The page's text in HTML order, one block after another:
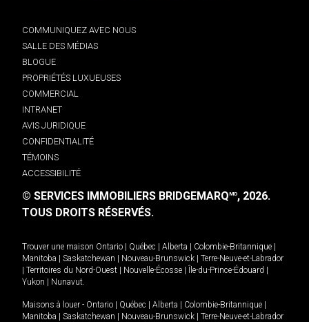
COMMUNIQUEZ AVEC NOUS
SALLE DES MÉDIAS
BLOGUE
PROPRIÉTÉS LUXUEUSES
COMMERCIAL
INTRANET
AVIS JURIDIQUE
CONFIDENTIALITÉ
TÉMOINS
ACCESSIBILITÉ
© SERVICES IMMOBILIERS BRIDGEMARQMD, 2026.
TOUS DROITS RÉSERVÉS.
Trouver une maison Ontario | Québec | Alberta | Colombie-Britannique |
Manitoba | Saskatchewan | Nouveau-Brunswick | Terre-Neuve-et-Labrador
| Territoires du Nord-Ouest | Nouvelle-Écosse | Île-du-Prince-Édouard |
Yukon | Nunavut
Maisons à louer - Ontario | Québec | Alberta | Colombie-Britannique |
Manitoba | Saskatchewan | Nouveau-Brunswick | Terre-Neuve-et-Labrador